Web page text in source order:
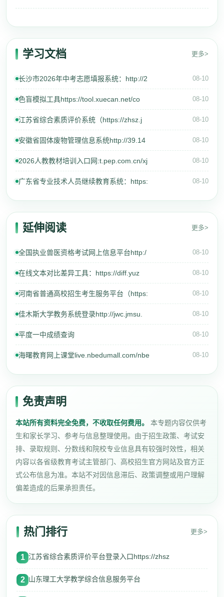
学习文档 更多>
长沙市2026年中考志愿填报系统：http://2 08-10
色盲模拟工具https://tool.xuecan.net/co 08-10
江苏省综合素质评价系统（https://zhsz.j 08-10
安徽省固体废物管理信息系统http://39.14 08-10
2026人教教材培训入口网:t.pep.com.cn/xj 08-10
广东省专业技术人员继续教育系统：https: 08-10
延伸阅读 更多>
全国执业兽医资格考试网上信息平台http:/ 08-10
在线文本对比差异工具：https://diff.yuz 08-10
河南省普通高校招生考生服务平台（https: 08-10
佳木斯大学教务系统登录http://jwc.jmsu. 08-10
平度一中成绩查询 08-10
海曙教育网上课堂live.nbedumall.com/nbe 08-10
免责声明
本站所有资料完全免费，不收取任何费用。
本专题内容仅供考
生和家长学习、参考与信息整理使用。由于招生政策、考试安
排、录取规则、分数线和院校专业信息具有较强时效性，相关
内容以各省级教育考试主管部门、高校招生官方网站及官方正
式公布信息为准。本站不对因信息滞后、政策调整或用户理解
偏差造成的后果承担责任。
热门排行 更多>
1 江苏省综合素质评价平台登录入口https://zhsz
2 山东理工大学教学综合信息服务平台